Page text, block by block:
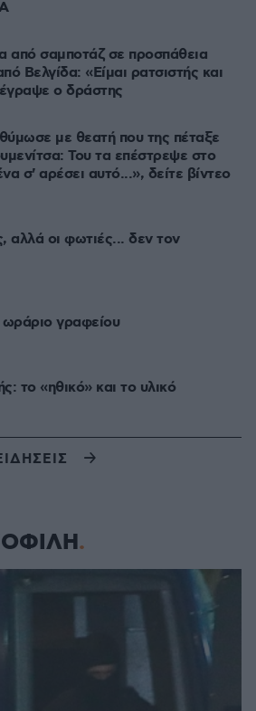
από σαμποτάζ σε προσπάθεια
Βελγίδα: «Είμαι ρατσιστής και
ο δράστης
με θεατή που της πέταξε
Του τα επέστρεψε στο
σ' αρέσει αυτό...», δείτε βίντεο
αλλά οι φωτιές... δεν τον
γραφείου
το «ηθικό» και το υλικό